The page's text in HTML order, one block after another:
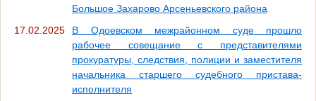
Большое Захарово Арсеньевского района
17.02.2025
В Одоевском межрайонном суде прошло
рабочее совещание с представителями
прокуратуры, следствия, полиции и заместителя
начальника старшего судебного пристава-
исполнителя